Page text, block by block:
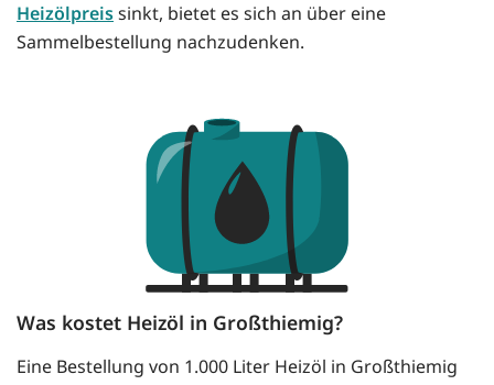
Heizölpreissinkt, bietet es sich an über eine
Sammelbestellung nachzudenken.
Was kostet Heizöl in Großthiemig?
Eine Bestellung von 1.000 Liter Heizöl in Großthiemig